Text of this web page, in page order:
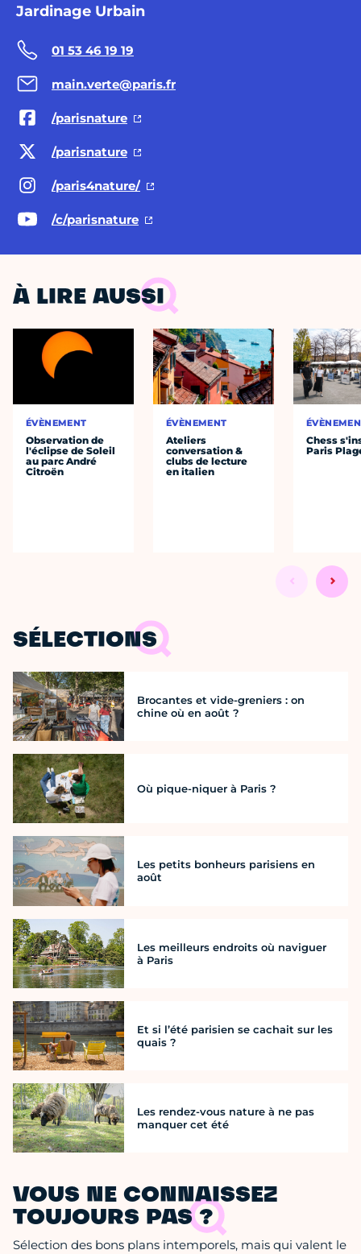
Jardinage Urbain
01 53 46 19 19
main.verte@paris.fr
/parisnature
/parisnature
/paris4nature/
/c/parisnature
À LIRE AUSSI
ÉVÈNEMENT
Observation de
l'éclipse de Soleil
au parc André
Citroën
ÉVÈNEMENT
Ateliers
conversation &
clubs de lecture
en italien
Chess
Paris
SÉLECTIONS
Brocantes et vide-greniers : on
chine où en août ?
Où pique-niquer à Paris ?
Les petits bonheurs parisiens en
août
Les meilleurs endroits où naviguer
à Paris
Et si l’été parisien se cachait sur les
quais ?
Les rendez-vous nature à ne pas
manquer cet été
VOUS NE CONNAISSEZ
TOUJOURS PAS ?
Sélection des bons plans intemporels, mais qui valent le